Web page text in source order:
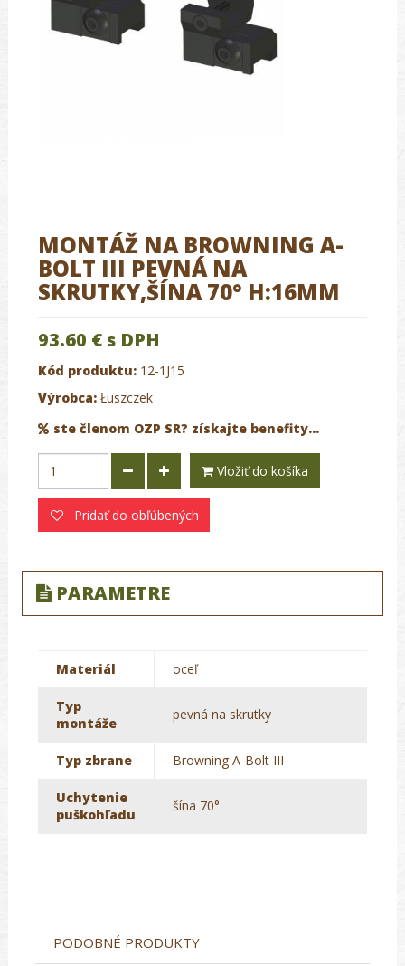
MONTÁŽ NA BROWNING A-
BOLT III PEVNÁ NA
SKRUTKY,ŠÍNA 70° H:16MM
93.60 € s DPH
Kód produktu: 12-1J15
Výrobca: Łuszczek
ste členom OZP SR? získajte benefity...
Vložiť do košíka
Pridať do obľúbených
PARAMETRE
Materiál oceľ
Typ
montáže
pevná na skrutky
Typ zbrane Browning A-Bolt III
Uchytenie
puškohľadu
šína 70°
PODOBNÉ PRODUKTY